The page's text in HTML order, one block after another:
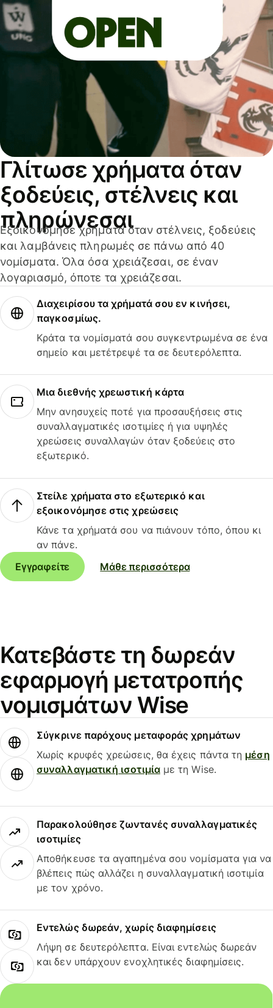
Γλίτωσε χρήματα όταν
ξοδεύεις, στέλνεις και
πληρώνεσαι
Εξοικονόμησε χρήματα όταν στέλνεις, ξοδεύεις
και λαμβάνεις πληρωμές σε πάνω από 40
νομίσματα. Όλα όσα χρειάζεσαι, σε έναν
λογαριασμό, όποτε τα χρειάζεσαι.
Διαχειρίσου τα χρήματά σου εν κινήσει,
παγκοσμίως.
Κράτα τα νομίσματά σου συγκεντρωμένα σε ένα
σημείο και μετέτρεψέ τα σε δευτερόλεπτα.
Μια διεθνής χρεωστική κάρτα
Μην ανησυχείς ποτέ για προσαυξήσεις στις
συναλλαγματικές ισοτιμίες ή για υψηλές
χρεώσεις συναλλαγών όταν ξοδεύεις στο
εξωτερικό.
Στείλε χρήματα στο εξωτερικό και
εξοικονόμησε στις χρεώσεις
Κάνε τα χρήματά σου να πιάνουν τόπο, όπου κι
αν πάνε.
Εγγραφείτε
Μάθε περισσότερα
Κατεβάστε τη δωρεάν
εφαρμογή μετατροπής
νομισμάτων Wise
Σύγκρινε παρόχους μεταφοράς χρημάτων
Χωρίς κρυφές χρεώσεις, θα έχεις πάντα τη μέση
συναλλαγματική ισοτιμίαμε τη Wise.
Παρακολούθησε ζωντανές συναλλαγματικές
ισοτιμίες
Αποθήκευσε τα αγαπημένα σου νομίσματα για να
βλέπεις πώς αλλάζει η συναλλαγματική ισοτιμία
με τον χρόνο.
Εντελώς δωρεάν, χωρίς διαφημίσεις
Λήψη σε δευτερόλεπτα. Είναι εντελώς δωρεάν
και δεν υπάρχουν ενοχλητικές διαφημίσεις.